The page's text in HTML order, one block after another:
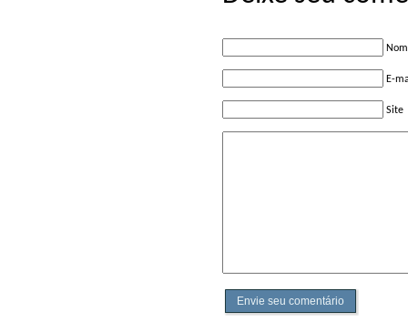
E-
Site
Envie seu comentário